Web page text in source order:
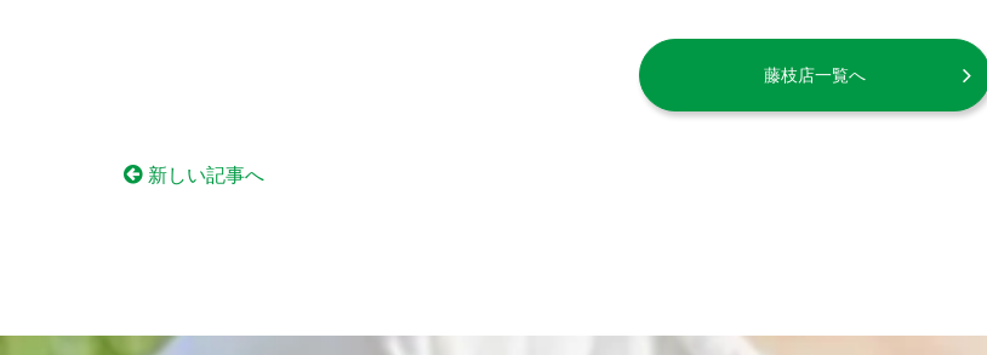
藤枝店一覧へ
新しい記事へ